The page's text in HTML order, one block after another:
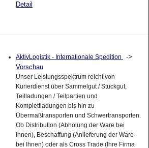
Detail
AktivLogistik - Internationale Spedition
->
Vorschau
Unser Leistungsspektrum reicht von
Kurierdienst über Sammelgut / Stückgut,
Teilladungen / Teilpartien und
Komplettladungen bis hin zu
Übermaßtransporten und Schwertransporten.
Ob Distribution (Abholung der Ware bei
Ihnen), Beschaffung (Anlieferung der Ware
bei Ihnen) oder als Cross Trade (Ihre Firma